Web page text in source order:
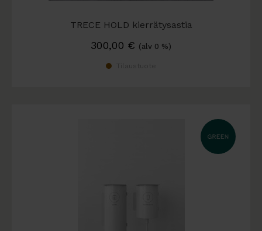
TRECE HOLD kierrätysastia
300,00 € (alv 0 %)